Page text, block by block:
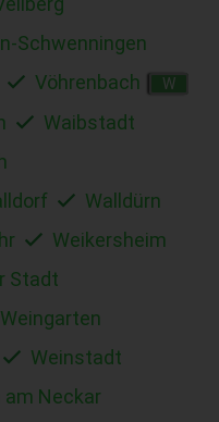
Schwenningen
Vöhrenbach W
Waibstadt
Walldürn
Weikersheim
Stadt
Weingarten
Weinstadt
am Neckar